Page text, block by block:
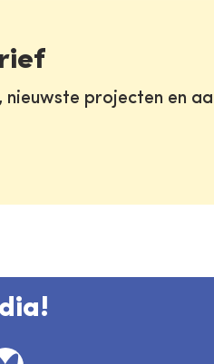
projecten en